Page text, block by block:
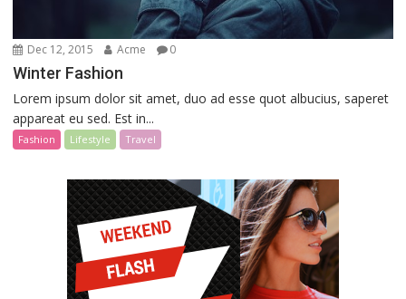
Dec 12, 2015 Acme 0
Winter Fashion
Lorem ipsum dolor sit amet, duo ad esse quot albucius, saperet
appareat eu sed. Est in...
Fashion Lifestyle Travel